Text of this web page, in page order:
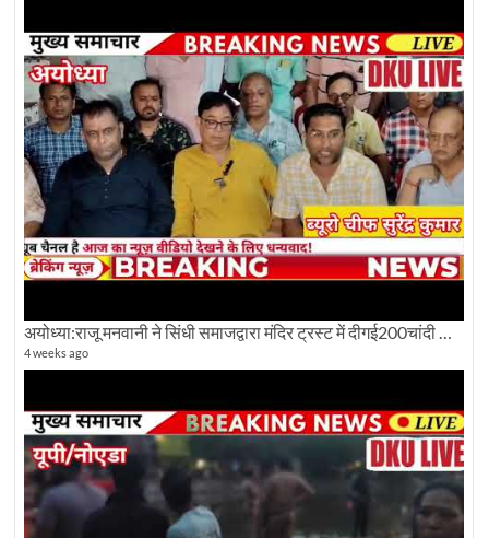
अयोध्या:राजू मनवानी ने सिंधी समाजद्वारा मंदिर ट्रस्ट में दीगई200चांदी की ईंटों पर सवाल का किया विरोध
4 weeks ago